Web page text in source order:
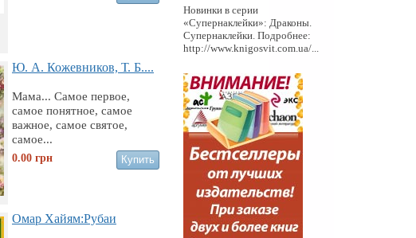
Новинки в серии
«Супернаклейки»: Драконы.
Супернаклейки. Подробнее:
http://www.knigosvit.com.ua/...
Ю. А. Кожевников, Т. Б....
Мама... Самое первое,
самое понятное, самое
важное, самое святое,
самое...
0.00 грн
Омар Хайям:Рубаи